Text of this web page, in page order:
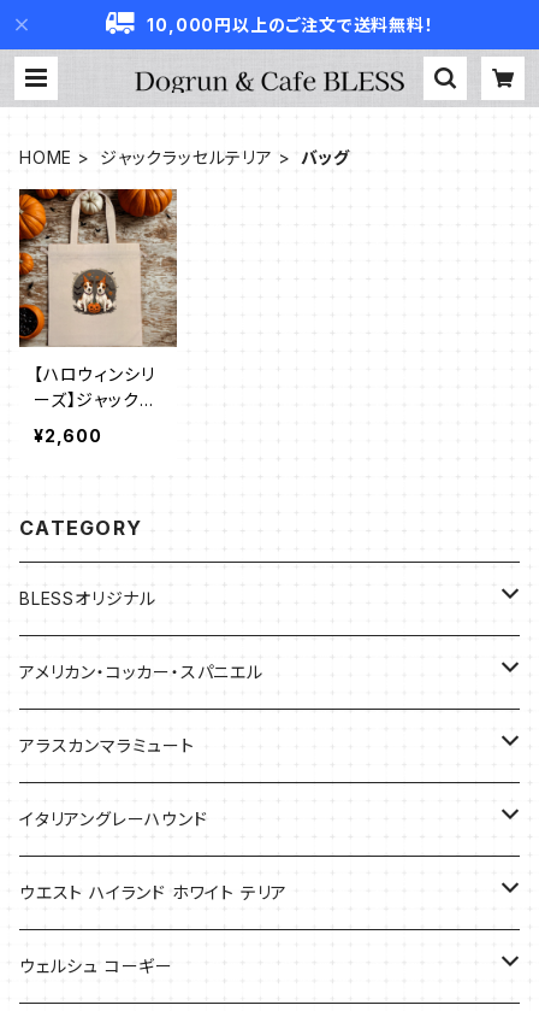
10,000円以上のご注文で送料無料！
HOME ジャックラッセルテリア バッグ
【ハロウィンシリ
ーズ】ジャックラ
ッセルテリア｜
厚手コットンガ
¥2,600
CATEGORY
BLESSオリジナル
バッグ
アメリカン・コッカー・スパニエル
バッグ
Tシャツ
アラスカンマラミュート
Tシャツ
バッグ
ケース
イタリアングレーハウンド
ケース
バッグ
ウエスト ハイランド ホワイト テリア
ケース
ウェルシュ コーギー